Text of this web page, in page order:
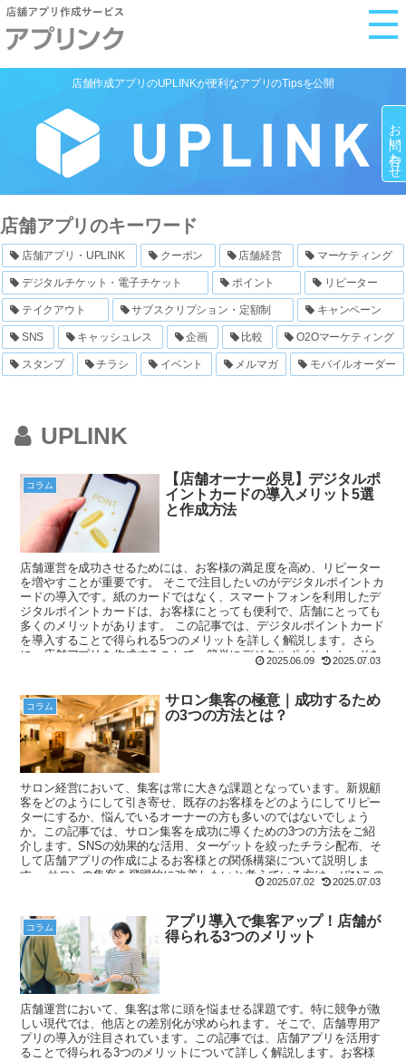
M
お問い合わせ
店舗作成アプリのUPLINKが便利なアプリのTipsを公開
店舗アプリのキーワード
店舗アプリ・UPLINK クーポン 店舗経営 マーケティング
デジタルチケット・電子チケット ポイント リピーター
テイクアウト サブスクリプション・定額制 キャンペーン
SNS キャッシュレス 企画 比較 O2Oマーケティング
スタンプ チラシ イベント メルマガ モバイルオーダー
UPLINK
コラム
【店舗オーナー必見】デジタルポ
イントカードの導入メリット5選
と作成方法
店舗運営を成功させるためには、お客様の満足度を高め、リピーター
を増やすことが重要です。 そこで注目したいのがデジタルポイントカ
ードの導入です。紙のカードではなく、スマートフォンを利用したデ
ジタルポイントカードは、お客様にとっても便利で、店舗にとっても
多くのメリットがあります。 この記事では、デジタルポイントカード
を導入することで得られる5つのメリットを詳しく解説します。さら
に、店舗アプリを作成することで、簡単にデジタルポイントカードを
導入できる方法についても触れていきます。 お客様の利便性を高め、
きましょう。
2025.06.09 2025.07.03
コラム
サロン集客の極意｜成功するため
の3つの方法とは？
サロン経営において、集客は常に大きな課題となっています。新規顧
客をどのようにして引き寄せ、既存のお客様をどのようにしてリピー
ターにするか、悩んでいるオーナーの方も多いのではないでしょう
か。この記事では、サロン集客を成功に導くための3つの方法をご紹
介します。SNSの効果的な活用、ターゲットを絞ったチラシ配布、そ
して店舗アプリの作成によるお客様との関係構築について説明しま
す。 サロンの集客を飛躍的に改善したいと考えている方は、ぜひこの
記事を読んでみてください。新たなアイデアやヒントが見つかること
2025.07.02 2025.07.03
コラム
アプリ導入で集客アップ！店舗が
得られる3つのメリット
店舗運営において、集客は常に頭を悩ませる課題です。特に競争が激
しい現代では、他店との差別化が求められます。そこで、店舗専用ア
プリの導入が注目されています。この記事では、店舗アプリを活用す
ることで得られる3つのメリットについて詳しく解説します。お客様